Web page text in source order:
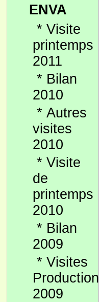
ENVA
* Visite
printemps
2011
* Bilan
2010
* Autres
visites
2010
* Visite
de
printemps
2010
* Bilan
2009
* Visites
Production
2009